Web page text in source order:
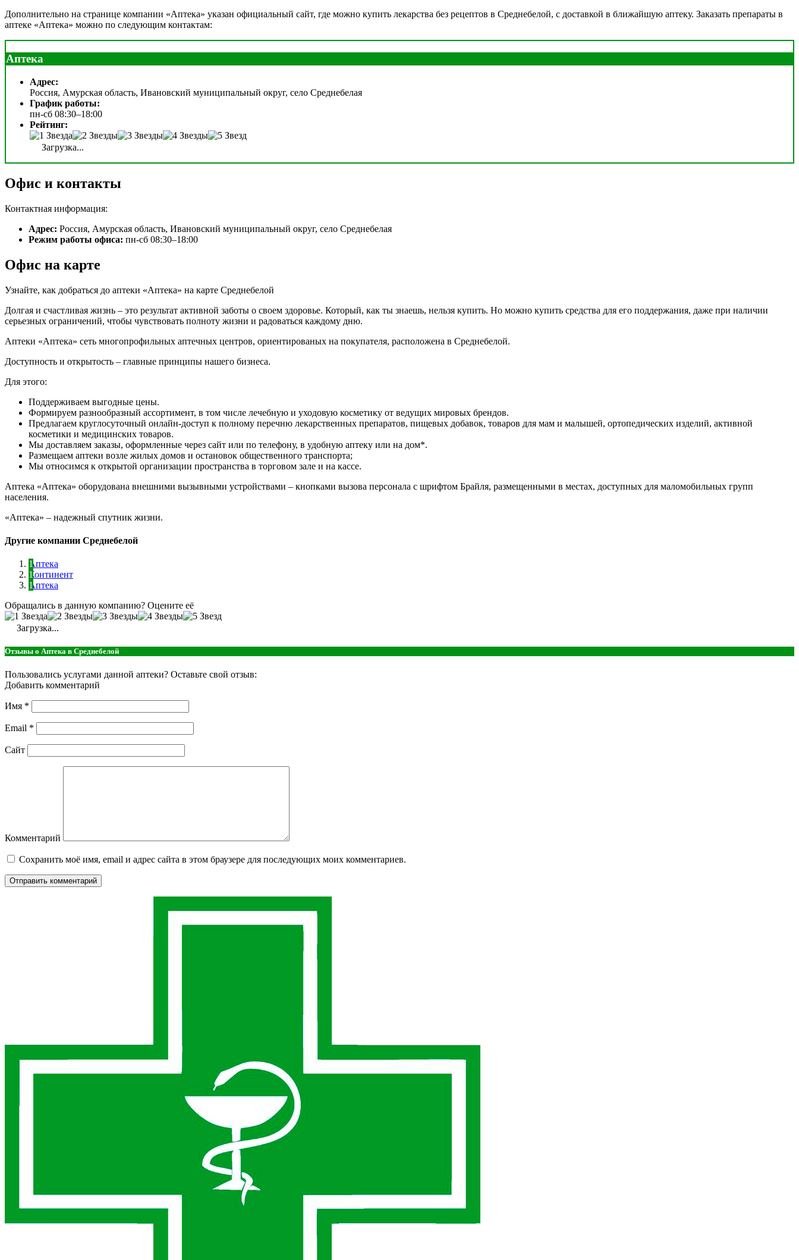
Дополнительно на странице компании «Аптека» указан официальный сайт, где можно купить лекарства без рецептов в Среднебелой, с доставкой в ближайшую аптеку. Заказать препараты в
аптеке «Аптека» можно по следующим контактам:
Аптека
Адрес:
Россия, Амурская область, Ивановский муниципальный округ, село Среднебелая
График работы:
пн-сб 08:30–18:00
Рейтинг:
Загрузка...
Офис и контакты
Контактная информация:
Адрес: Россия, Амурская область, Ивановский муниципальный округ, село Среднебелая
Режим работы офиса: пн-сб 08:30–18:00
Офис на карте
Узнайте, как добраться до аптеки «Аптека» на карте Среднебелой
Долгая и счастливая жизнь – это результат активной заботы о своем здоровье. Который, как ты знаешь, нельзя купить. Но можно купить средства для его поддержания, даже при наличии
серьезных ограничений, чтобы чувствовать полноту жизни и радоваться каждому дню.
Аптеки «Аптека» сеть многопрофильных аптечных центров, ориентированых на покупателя, расположена в Среднебелой.
Доступность и открытость – главные принципы нашего бизнеса.
Для этого:
Поддерживаем выгодные цены.
Формируем разнообразный ассортимент, в том числе лечебную и уходовую косметику от ведущих мировых брендов.
Предлагаем круглосуточный онлайн-доступ к полному перечню лекарственных препаратов, пищевых добавок, товаров для мам и малышей, ортопедических изделий, активной
косметики и медицинских товаров.
Мы доставляем заказы, оформленные через сайт или по телефону, в удобную аптеку или на дом*.
Размещаем аптеки возле жилых домов и остановок общественного транспорта;
Мы относимся к открытой организации пространства в торговом зале и на кассе.
Аптека «Аптека» оборудована внешними вызывными устройствами – кнопками вызова персонала с шрифтом Брайля, размещенными в местах, доступных для маломобильных групп
населения.
«Аптека» – надежный спутник жизни.
Другие компании Среднебелой
Аптека
Континент
Аптека
Обращались в данную компанию? Оцените её
Загрузка...
Отзывы о Аптека в Среднебелой
Пользовались услугами данной аптеки? Оставьте свой отзыв:
Добавить комментарий
Имя *
Email *
Сайт
Комментарий
Сохранить моё имя, email и адрес сайта в этом браузере для последующих моих комментариев.